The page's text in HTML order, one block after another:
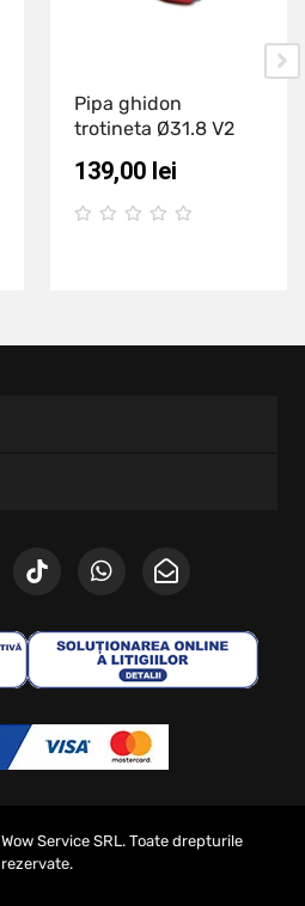
Pipa ghidon
trotineta Ø31.8 V2
139,00 lei
Service SRL. Toate drepturile
rezervate.